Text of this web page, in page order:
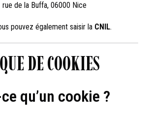
rue de la Buffa, 06000 Nice
pouvez également saisir la CNIL.
DE COOKIES
qu’un cookie ?